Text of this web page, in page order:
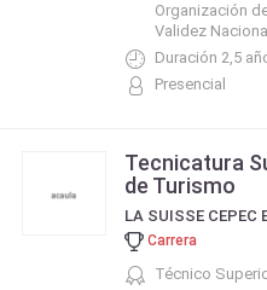
Organización
Validez
Duración 2,5
Presencial
Tecnicatura
de Turismo
Carrera
Técnico